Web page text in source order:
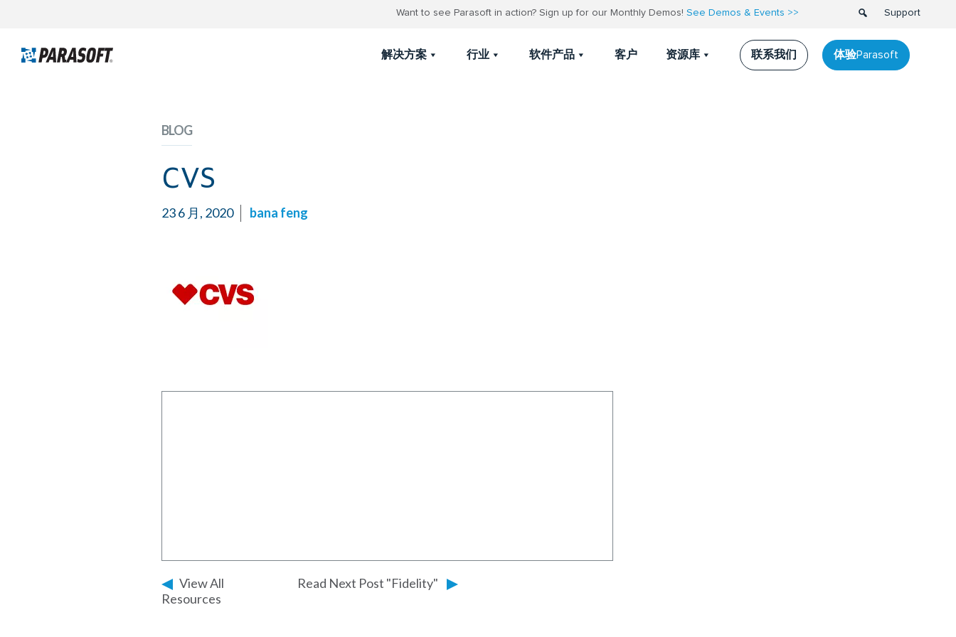
Want to see Parasoft in action? Sign up for our Monthly Demos! See Demos & Events >> Support
解决方案 行业 软件产品 客户 资源库 联系我们 体验Parasoft
BLOG
CVS
23 6 月, 2020 bana feng
View All
Resources
Read Next Post "Fidelity"